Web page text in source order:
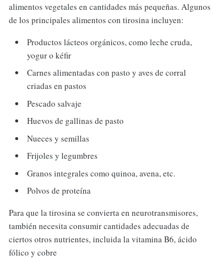
alimentos vegetales en cantidades más pequeñas. Algunos
de los principales alimentos con tirosina incluyen:
Productos lácteos orgánicos, como leche cruda,
yogur o kéfir
Carnes alimentadas con pasto y aves de corral
criadas en pastos
Pescado salvaje
Huevos de gallinas de pasto
Nueces y semillas
Frijoles y legumbres
Granos integrales como quinoa, avena, etc.
Polvos de proteína
Para que la tirosina se convierta en neurotransmisores,
también necesita consumir cantidades adecuadas de
ciertos otros nutrientes, incluida la vitamina B6, ácido
fólico y cobre